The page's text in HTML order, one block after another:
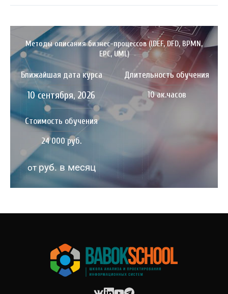
Методы описания бизнес-процессов (IDEF, DFD, BPMN,
EPC, UML)
Ближайшая дата курса
10 сентября, 2026
Длительность обучения
10 ак.часов
Стоимость обучения
24 000 руб.
от руб. в месяц